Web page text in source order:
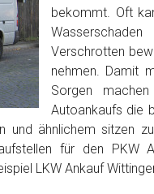
bekommt. Oft
Verschrotten
nehmen. Damit
Sorgen
Autoankaufs die
ähnlichem sitzen
für den PKW
LKW Ankauf